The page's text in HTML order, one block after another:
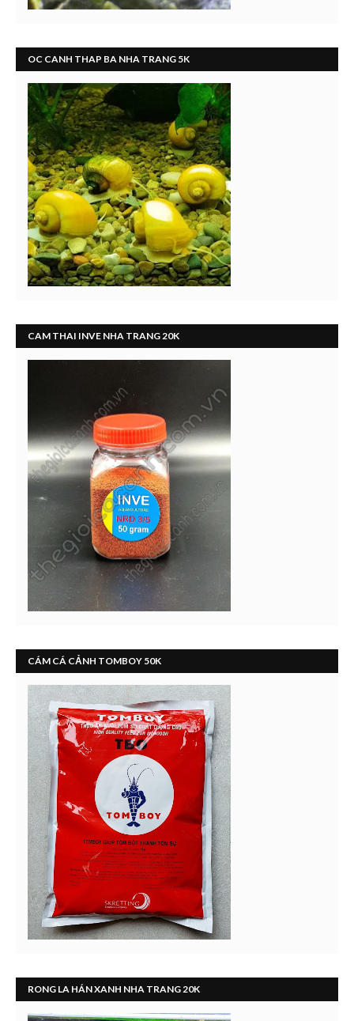
OC CANH THAP BA NHA TRANG 5K
CAM THAI INVE NHA TRANG 20K
CÁM CÁ CẢNH TOMBOY 50K
RONG LA HÁN XANH NHA TRANG 20K